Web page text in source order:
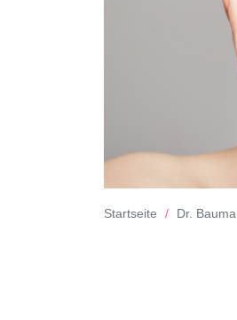
Startseite Dr.